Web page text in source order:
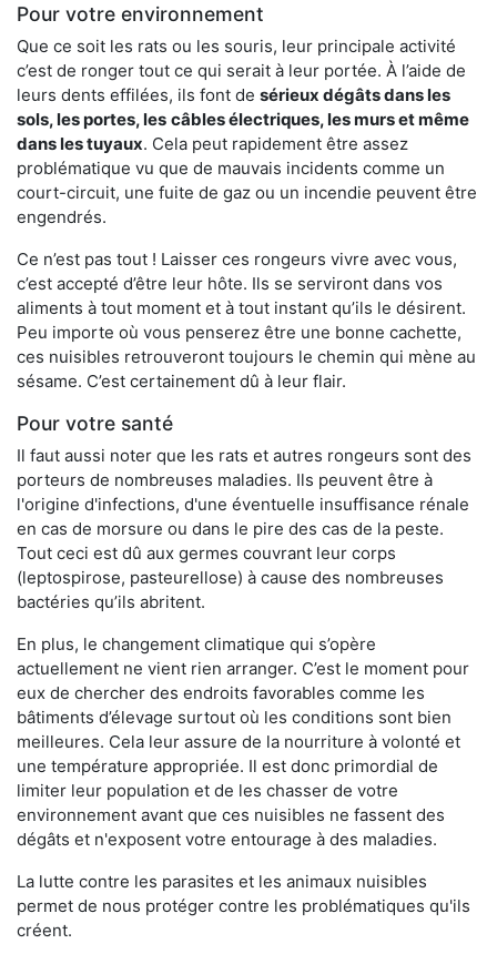
Pour votre environnement
Que ce soit les rats ou les souris, leur principale activité
c’est de ronger tout ce qui serait à leur portée. À l’aide de
leurs dents effilées, ils font de sérieux dégâts dans les
sols, les portes, les câbles électriques, les murs et même
dans les tuyaux. Cela peut rapidement être assez
problématique vu que de mauvais incidents comme un
court-circuit, une fuite de gaz ou un incendie peuvent être
engendrés.
Ce n’est pas tout ! Laisser ces rongeurs vivre avec vous,
c’est accepté d’être leur hôte. Ils se serviront dans vos
aliments à tout moment et à tout instant qu’ils le désirent.
Peu importe où vous penserez être une bonne cachette,
ces nuisibles retrouveront toujours le chemin qui mène au
sésame. C’est certainement dû à leur flair.
Pour votre santé
Il faut aussi noter que les rats et autres rongeurs sont des
porteurs de nombreuses maladies. Ils peuvent être à
l'origine d'infections, d'une éventuelle insuffisance rénale
en cas de morsure ou dans le pire des cas de la peste.
Tout ceci est dû aux germes couvrant leur corps
(leptospirose, pasteurellose) à cause des nombreuses
bactéries qu’ils abritent.
En plus, le changement climatique qui s’opère
actuellement ne vient rien arranger. C’est le moment pour
eux de chercher des endroits favorables comme les
bâtiments d’élevage surtout où les conditions sont bien
meilleures. Cela leur assure de la nourriture à volonté et
une température appropriée. Il est donc primordial de
limiter leur population et de les chasser de votre
environnement avant que ces nuisibles ne fassent des
dégâts et n'exposent votre entourage à des maladies.
La lutte contre les parasites et les animaux nuisibles
permet de nous protéger contre les problématiques qu'ils
créent.